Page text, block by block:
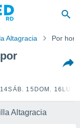
Altagracia Por
SÁB. 15 DOM. 16
Altagracia